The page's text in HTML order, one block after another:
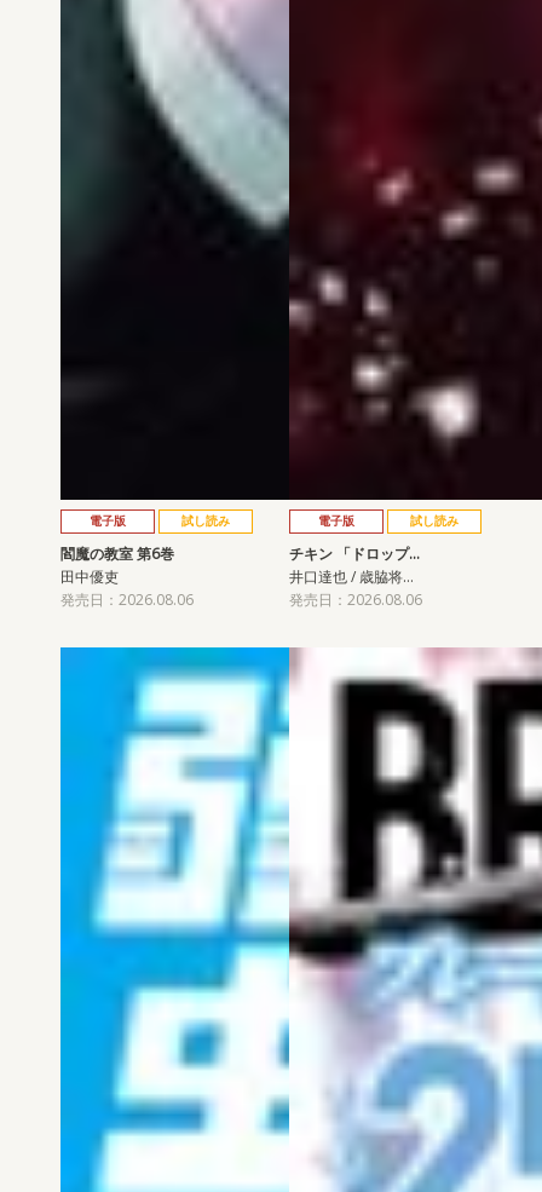
電子版 試し読み
閻魔の教室 第6巻
田中優吏
発売日：2026.08.06
電子版 試し読み
チキン 「ドロップ…
井口達也 / 歳脇将…
発売日：2026.08.06